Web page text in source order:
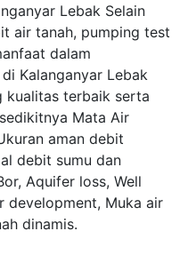
Lebak Selain
air tanah, pumping test
dalam
Kalanganyar Lebak
kualitas terbaik serta
Mata Air
aman debit
debit sumu dan
Aquifer loss, Well
development, Muka air
dinamis.